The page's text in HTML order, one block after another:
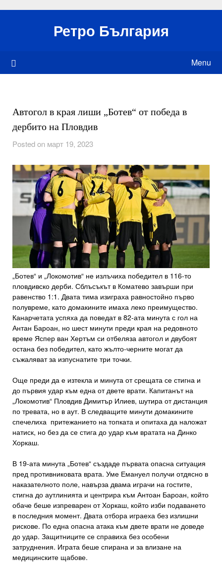
Ретро България
Menu
Автогол в края лиши „Ботев“ от победа в
дербито на Пловдив
Posted on март 19, 2023
„Ботев“ и „Локомотив“ не излъчиха победител в 116-то
пловдивско дерби. Сблъсъкът в Коматево завърши при
равенство 1:1. Двата тима изиграха равностойно първо
полувреме, като домакините имаха леко преимущество.
Канарчетата успяха да поведат в 82-ата минута с гол на
Антан Бароан, но шест минути преди края на редовното
време Яспер ван Хертъм си отбеляза автогол и двубоят
остана без победител, като жълто-черните могат да
съжаляват за изпуснатите три точки.
Още преди да е изтекла и минута от срещата се стигна и
до първия удар към една от двете врати. Капитанът на
„Локомотив“ Пловдив Димитър Илиев, шутира от дистанция
по тревата, но в аут. В следващите минути домакините
спечелиха притежанието на топката и опитаха да наложат
натиск, но без да се стига до удар към вратата на Динко
Хоркаш.
В 19-ата минута „Ботев“ създаде първата опасна ситуация
пред противниковата врата. Уме Емануел получи отдясно в
наказателното поле, навърза двама играчи на гостите,
стигна до аутлинията и центрира към Антоан Бароан, който
обаче беше изпреварен от Хоркаш, който изби подаването
в последния момент. Двата отбора играеха без излишни
рискове. По една опасна атака към двете врати не доведе
до удар. Защитниците се справиха без особени
затруднения. Играта беше спирана и за влизане на
медицинските щабове.